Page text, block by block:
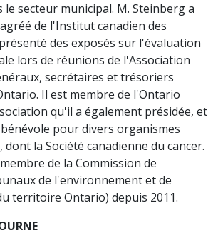
secteur municipal. M. Steinberg a
de l'Institut canadien des
des exposés sur l'évaluation
lors de réunions de l'Association
secrétaires et trésoriers
Il est membre de l'Ontario
qu'il a également présidée, et
pour divers organismes
la Société canadienne du cancer.
de la Commission de
de l'environnement et de
territoire Ontario) depuis 2011.